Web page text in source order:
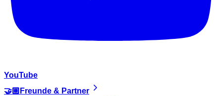
YouTube
🤝🏼Freunde & Partner